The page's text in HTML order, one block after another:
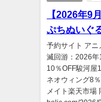
【2026年9
ぷちぬいぐ
予約サイト ア
滅回游：2026年
10％OFF駿河屋
ネオウィング8
メイト楽天市場